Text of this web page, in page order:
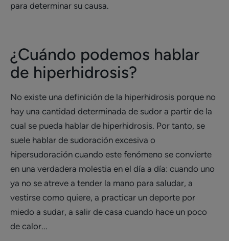
para determinar su causa.
¿Cuándo podemos hablar
de hiperhidrosis?
No existe una definición de la hiperhidrosis porque no
hay una cantidad determinada de sudor a partir de la
cual se pueda hablar de hiperhidrosis. Por tanto, se
suele hablar de sudoración excesiva o
hipersudoración cuando este fenómeno se convierte
en una verdadera molestia en el día a día: cuando uno
ya no se atreve a tender la mano para saludar, a
vestirse como quiere, a practicar un deporte por
miedo a sudar, a salir de casa cuando hace un poco
de calor...